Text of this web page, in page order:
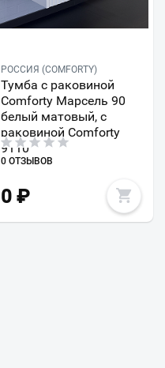
РОССИЯ (COMFORTY)
Тумба с раковиной
Comforty Марсель 90
белый матовый, c
раковиной Comforty
9110
0 ОТЗЫВОВ
0₽